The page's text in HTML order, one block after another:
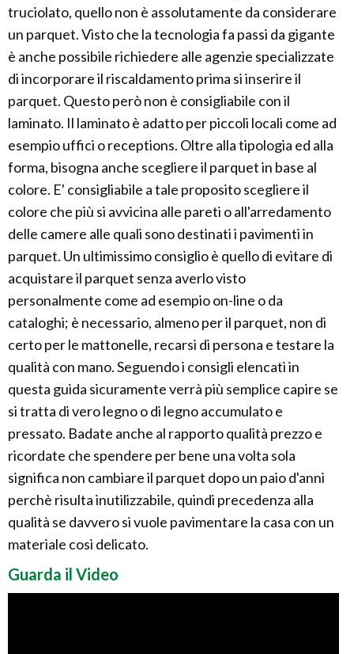
truciolato, quello non è assolutamente da considerare
un parquet. Visto che la tecnologia fa passi da gigante
è anche possibile richiedere alle agenzie specializzate
di incorporare il riscaldamento prima si inserire il
parquet. Questo però non è consigliabile con il
laminato. Il laminato è adatto per piccoli locali come ad
esempio uffici o receptions. Oltre alla tipologia ed alla
forma, bisogna anche scegliere il parquet in base al
colore. E' consigliabile a tale proposito scegliere il
colore che più si avvicina alle pareti o all'arredamento
delle camere alle quali sono destinati i pavimenti in
parquet. Un ultimissimo consiglio è quello di evitare di
acquistare il parquet senza averlo visto
personalmente come ad esempio on-line o da
cataloghi; è necessario, almeno per il parquet, non di
certo per le mattonelle, recarsi di persona e testare la
qualità con mano. Seguendo i consigli elencati in
questa guida sicuramente verrà più semplice capire se
si tratta di vero legno o di legno accumulato e
pressato. Badate anche al rapporto qualità prezzo e
ricordate che spendere per bene una volta sola
significa non cambiare il parquet dopo un paio d'anni
perchè risulta inutilizzabile, quindi precedenza alla
qualità se davvero si vuole pavimentare la casa con un
materiale così delicato.
Guarda il Video